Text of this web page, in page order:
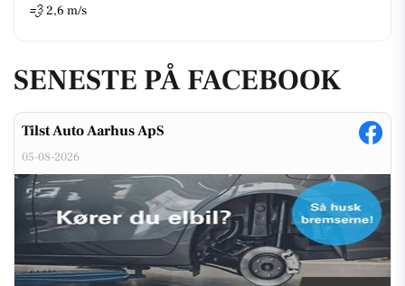
💨 2,6 m/s
SENESTE PÅ FACEBOOK
Tilst Auto Aarhus ApS
05-08-2026